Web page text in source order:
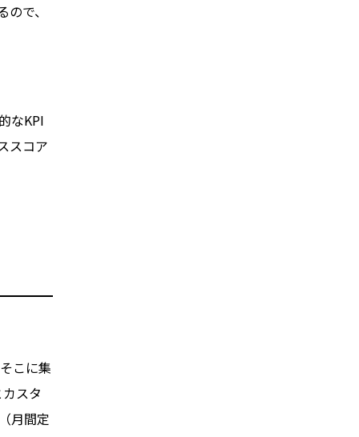
で、
なKPI
スコア
こに集
スタ
月間定